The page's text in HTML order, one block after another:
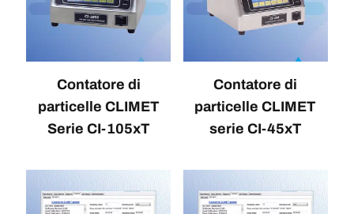
Contatore di
particelle CLIMET
Serie CI-105xT
Contatore di
particelle CLIMET
serie CI-45xT